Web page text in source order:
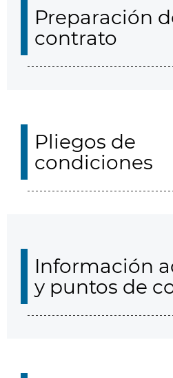
Preparación
contrato
Pliegos de
condiciones
Información
y puntos de